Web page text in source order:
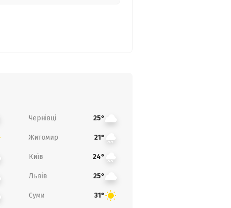
Чернівці 25°
Житомир 21°
Київ 24°
Львів 25°
Суми 31°